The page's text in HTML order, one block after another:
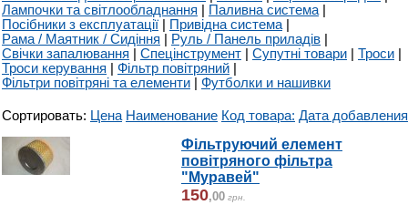
Лампочки та світлообладнання
Паливна система
Посібники з експлуатації
Привідна система
Рама / Маятник / Сидіння
Руль / Панель приладів
Свічки запалювання
Спецінструмент Супутні товари Троси
Троси керування
Фільтр повітряний
Фільтри повітряні та елементи
Футболки и нашивки
Сортировать: Цена Наименование Код товара: Дата добавления
Фільтруючий елемент
повітряного фільтра
"Муравей"
150,00 грн.